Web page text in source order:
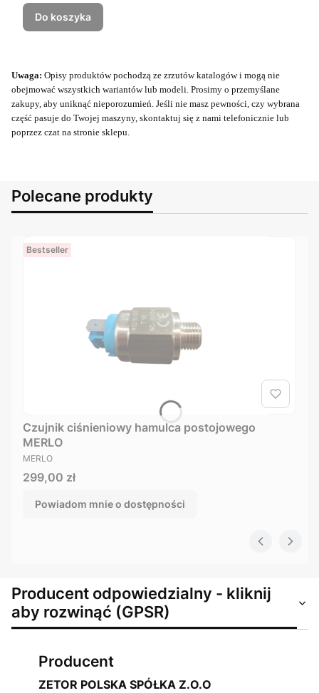
Do koszyka
Uwaga: Opisy produktów pochodzą ze zrzutów katalogów i mogą nie
obejmować wszystkich wariantów lub modeli. Prosimy o przemyślane
zakupy, aby uniknąć nieporozumień. Jeśli nie masz pewności, czy wybrana
część pasuje do Twojej maszyny, skontaktuj się z nami telefonicznie lub
poprzez czat na stronie sklepu.
Polecane produkty
Bestseller
Czujnik ciśnieniowy hamulca postojowego
MERLO
PRODUCENT
MERLO
Cena
299,00 zł
Powiadom mnie o dostępności
Producent odpowiedzialny - kliknij
aby rozwinąć (GPSR)
Producent
ZETOR POLSKA SPÓŁKA Z.O.O